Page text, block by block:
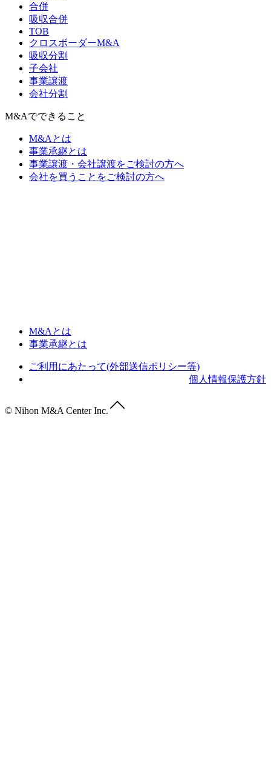
合併
吸収合併
TOB
クロスボーダーM&A
吸収分割
子会社
事業譲渡
会社分割
M&Aでできること
M&Aとは
事業承継とは
事業譲渡・会社譲渡をご検討の方へ
会社を買うことをご検討の方へ
M&Aとは
事業承継とは
ご利用にあたって(外部送信ポリシー等)
個人情報保護方針
© Nihon M&A Center Inc.